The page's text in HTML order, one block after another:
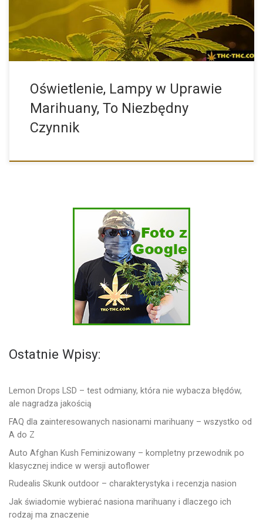
Oświetlenie, Lampy w Uprawie
Marihuany, To Niezbędny
Czynnik
Ostatnie Wpisy:
Lemon Drops LSD – test odmiany, która nie wybacza błędów,
ale nagradza jakością
FAQ dla zainteresowanych nasionami marihuany – wszystko od
A do Z
Auto Afghan Kush Feminizowany – kompletny przewodnik po
klasycznej indice w wersji autoflower
Rudealis Skunk outdoor – charakterystyka i recenzja nasion
Jak świadomie wybierać nasiona marihuany i dlaczego ich
rodzaj ma znaczenie